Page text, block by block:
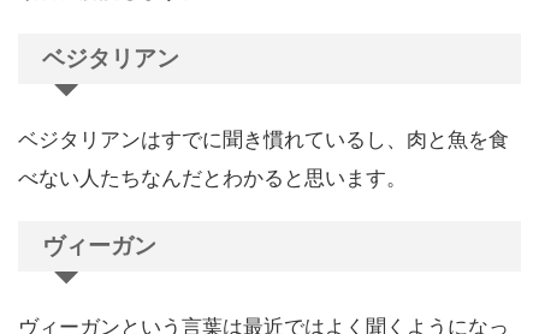
ベジタリアン
ベジタリアンはすでに聞き慣れているし、肉と魚を食
べない人たちなんだとわかると思います。
ヴィーガン
ヴィーガンという言葉は最近ではよく聞くようになっ